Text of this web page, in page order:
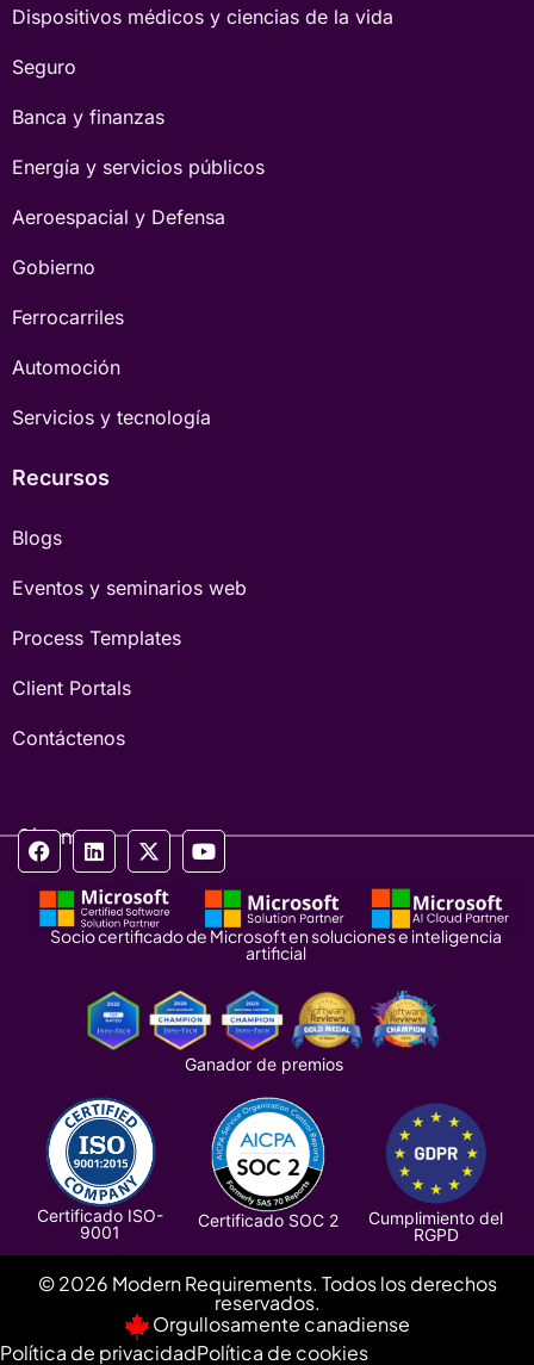
Dispositivos médicos y ciencias de la vida
Seguro
Banca y finanzas
Energía y servicios públicos
Aeroespacial y Defensa
Gobierno
Ferrocarriles
Automoción
Servicios y tecnología
Recursos
Blogs
Eventos y seminarios web
Process Templates
Client Portals
Contáctenos
Síganos
Socio certificado de Microsoft en soluciones e inteligencia
artificial
Ganador de premios
Certificado ISO-
9001
Certificado SOC 2
Cumplimiento del
RGPD
© 2026 Modern Requirements. Todos los derechos
reservados.
Orgullosamente canadiense
Política de privacidadPolítica de cookies